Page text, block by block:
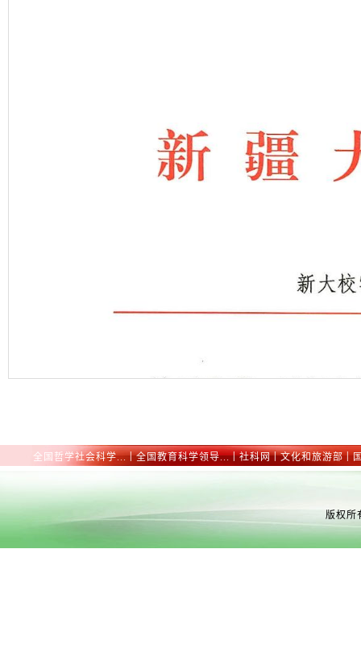
全国哲学社会科学... | 全国教育科学领导... | 社科网 | 文化和旅游部 |
版权所